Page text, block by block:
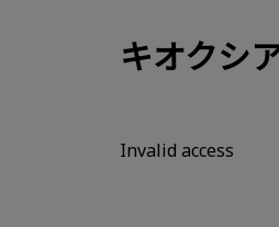
キオクシ
Invalid access